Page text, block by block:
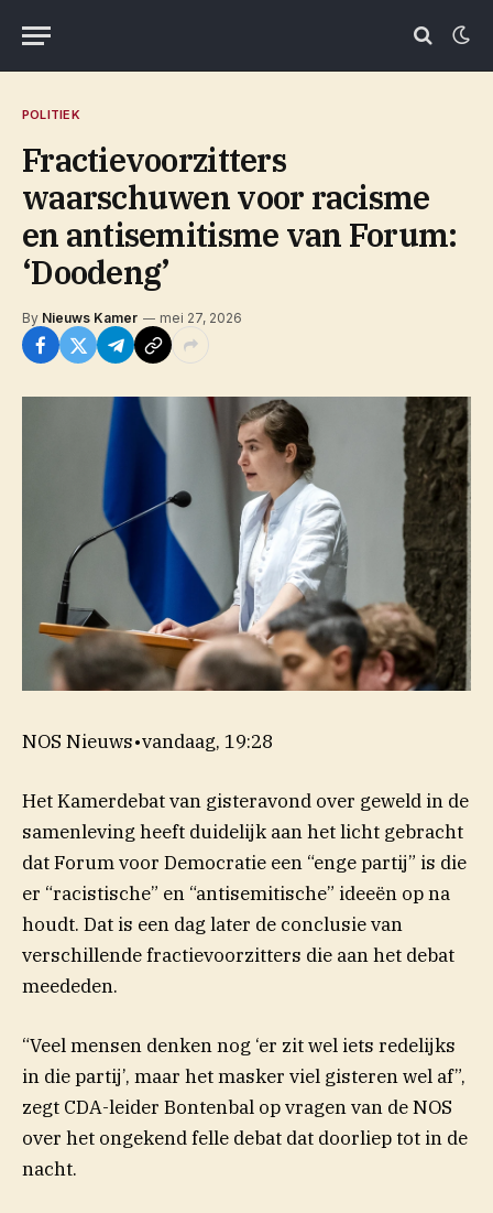
POLITIEK
Fractievoorzitters
waarschuwen voor racisme
en antisemitisme van Forum:
‘Doodeng’
By Nieuws Kamer mei 27, 2026
NOS Nieuws•vandaag, 19:28
Het Kamerdebat van gisteravond over geweld in de
samenleving heeft duidelijk aan het licht gebracht
dat Forum voor Democratie een “enge partij” is die
er “racistische” en “antisemitische” ideeën op na
houdt. Dat is een dag later de conclusie van
verschillende fractievoorzitters die aan het debat
meededen.
“Veel mensen denken nog ‘er zit wel iets redelijks
in die partij’, maar het masker viel gisteren wel af”,
zegt CDA-leider Bontenbal op vragen van de NOS
over het ongekend felle debat dat doorliep tot in de
nacht.